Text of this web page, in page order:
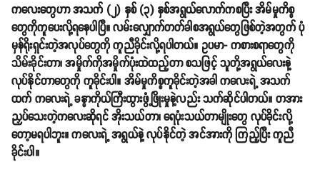
ကလေးတွေဟာ အသက် (၂) နှစ် (၃) နှစ်အရွယ်လောက်ကစပြီး အိမ်မှုကိစ္စ
တွေကိုကူပေးလို့ရနေပါပြီ။ လမ်းလျှောက်တတ်ခါစအရွယ်တွေဖြစ်တဲ့အတွက် ပုံ
မှန်ရိုးရှင်းတဲ့အလုပ်တွေကို ကူညီခိုင်းလို့ရပါတယ်။ ဥပမာ- ကစားစရာတွေကို
သိမ်းခိုင်းတာ၊ အမှိုက်ကိုအမှိုက်ပုံးထဲထည့်တာ စသဖြင့် သူတို့အရွယ်လေးနဲ့
လုပ်နိုင်တာတွေကို ကူခိုင်းပါ။ အိမ်မှုကိစ္စကူခိုင်းတဲ့အခါ ကလေးရဲ့ အသက်
ထက် ကလေးရဲ့ ခန္ဓာကိုယ်ကြီးထွားဖွံ့ဖြိုးမှုနဲ့လည်း သက်ဆိုင်ပါတယ်။ တအား
ညှပ်သေးတဲ့ကလေးဆိုရင် အိုးသယ်တာ၊ ရေပုံးသယ်တာမျိုးတွေ လုပ်ခိုင်းလို့
တော့မရပါဘူး။ ကလေးရဲ့ အရွယ်နဲ့ လုပ်နိုင်တဲ့ အင်အားကို ကြည့်ပြီး ကူညီ
ခိုင်းပါ။